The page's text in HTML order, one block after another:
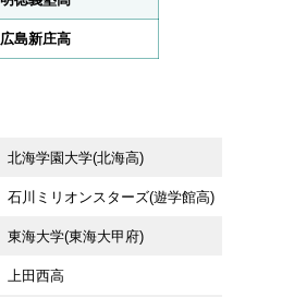
広島新庄高
北海学園大学(北海高)
石川ミリオンスターズ(遊学館高)
東海大学(東海大甲府)
上田西高